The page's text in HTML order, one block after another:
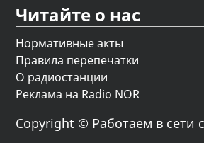
Читайте о нас
Нормативные акты
Правила перепечатки
О радиостанции
Реклама на Radio NOR
Copyright © Работаем в сети